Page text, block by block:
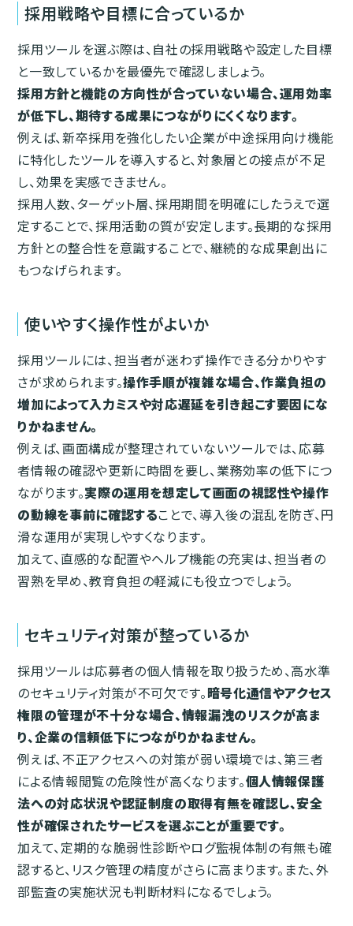
採用戦略や目標に合っているか
採用ツールを選ぶ際は、自社の採用戦略や設定した目標
と一致しているかを最優先で確認しましょう。
採用方針と機能の方向性が合っていない場合、運用効率
が低下し、期待する成果につながりにくくなります。
例えば、新卒採用を強化したい企業が中途採用向け機能
に特化したツールを導入すると、対象層との接点が不足
し、効果を実感できません。
採用人数、ターゲット層、採用期間を明確にしたうえで選
定することで、採用活動の質が安定します。長期的な採用
方針との整合性を意識することで、継続的な成果創出に
もつなげられます。
使いやすく操作性がよいか
採用ツールには、担当者が迷わず操作できる分かりやす
さが求められます。操作手順が複雑な場合、作業負担の
増加によって入力ミスや対応遅延を引き起こす要因にな
りかねません。
例えば、画面構成が整理されていないツールでは、応募
者情報の確認や更新に時間を要し、業務効率の低下につ
ながります。実際の運用を想定して画面の視認性や操作
の動線を事前に確認することで、導入後の混乱を防ぎ、円
滑な運用が実現しやすくなります。
加えて、直感的な配置やヘルプ機能の充実は、担当者の
習熟を早め、教育負担の軽減にも役立つでしょう。
セキュリティ対策が整っているか
採用ツールは応募者の個人情報を取り扱うため、高水準
のセキュリティ対策が不可欠です。暗号化通信やアクセス
権限の管理が不十分な場合、情報漏洩のリスクが高ま
り、企業の信頼低下につながりかねません。
例えば、不正アクセスへの対策が弱い環境では、第三者
による情報閲覧の危険性が高くなります。個人情報保護
法への対応状況や認証制度の取得有無を確認し、安全
性が確保されたサービスを選ぶことが重要です。
加えて、定期的な脆弱性診断やログ監視体制の有無も確
認すると、リスク管理の精度がさらに高まります。また、外
部監査の実施状況も判断材料になるでしょう。